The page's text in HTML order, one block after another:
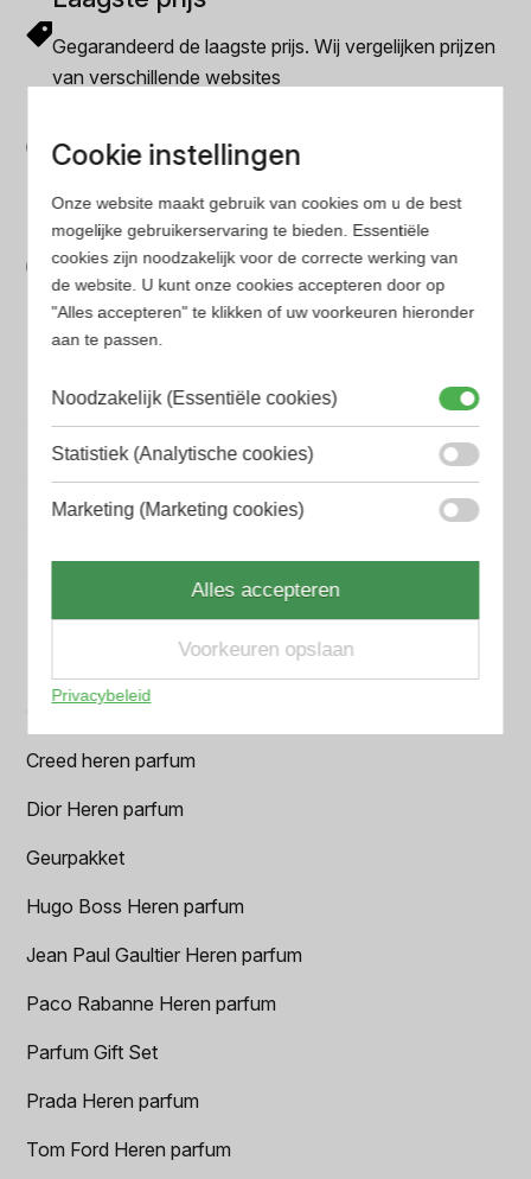
Gegarandeerd de laagste prijs. Wij vergelijken prijzen
van verschillende websites
Op onze website vind je eenvoudig je favoriete
parfum met onze geavanceerde zoekfilters
Bespaar tijd en geld
Wij hebben alle prijzen voor je verzameld zodat jij
minder tijd en geld kwijt bent
Populaire herengeuren
Amouage Heren parfum
Aramis Heren parfum
Armani Heren parfum
Azzaro Heren parfum
BALR. Heren parfum
BVLGARI Heren parfum
Chanel Heren parfum
Creed heren parfum
Dior Heren parfum
Geurpakket
Hugo Boss Heren parfum
Jean Paul Gaultier Heren parfum
Paco Rabanne Heren parfum
Parfum Gift Set
Prada Heren parfum
Tom Ford Heren parfum
Cookie instellingen
Onze website maakt gebruik van cookies om u de best
mogelijke gebruikerservaring te bieden. Essentiële
cookies zijn noodzakelijk voor de correcte werking van
de website. U kunt onze cookies accepteren door op
"Alles accepteren" te klikken of uw voorkeuren hieronder
aan te passen.
Noodzakelijk (Essentiële cookies)
Statistiek (Analytische cookies)
Marketing (Marketing cookies)
Alles accepteren
Voorkeuren opslaan
Privacybeleid